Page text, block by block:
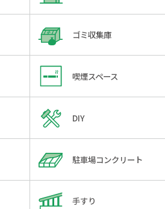
ゴミ収集庫
喫煙スペース
DIY
駐車場コンクリート
手すり